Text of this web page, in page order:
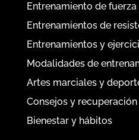
Entrenamiento de
Entrenamientos de
Entrenamientos y
Modalidades de
Artes marciales y
Consejos y recuperación
Bienestar y hábitos